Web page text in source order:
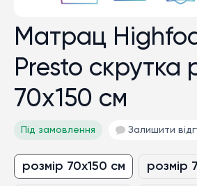
Матрац
Presto скрутка
70x150 см
Під замовлення Залишити
розмір 70x150 см розмір